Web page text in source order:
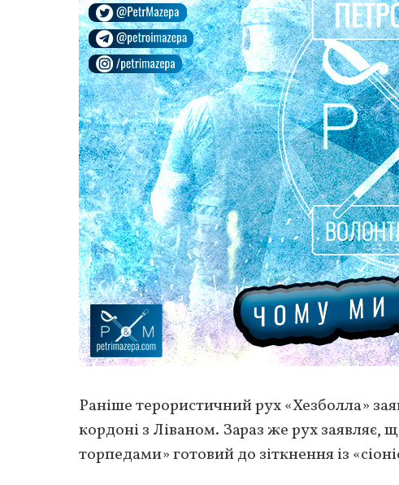
Раніше терористичний рух «Хезболла»
кордоні з Ліваном. Зараз же рух заявляє,
торпедами» готовий до зіткнення із